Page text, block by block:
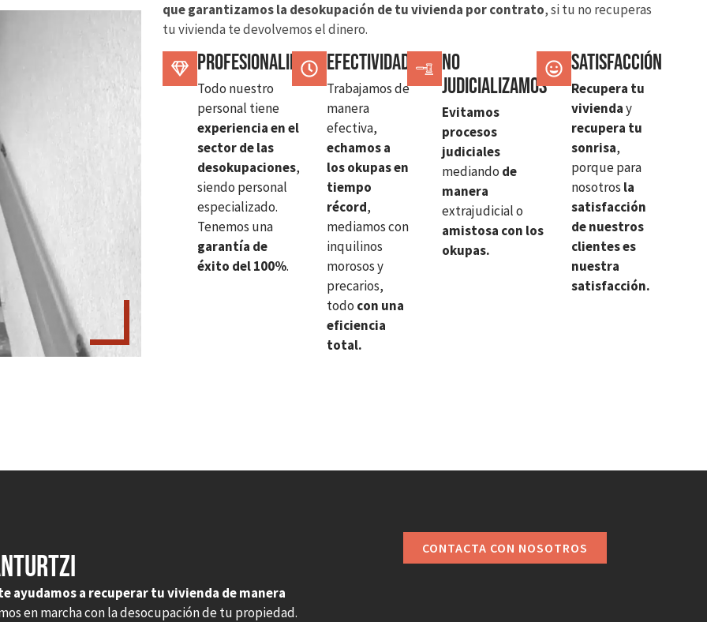
que garantizamos la desokupación de tu vivienda por contrato, si tu no recuperas
tu vivienda te devolvemos el dinero.
Profesionalidad
Todo nuestro
personal tiene
experiencia en el
sector de las
desokupaciones,
siendo personal
especializado.
Tenemos una
garantía de
éxito del 100%.
Efectividad
Trabajamos de
manera
efectiva,
echamos a
los okupas en
tiempo
récord,
mediamos con
inquilinos
morosos y
precarios,
todo con una
eficiencia
total.
No
judicializamos
Evitamos
procesos
judiciales
mediando de
manera
extrajudicial o
amistosa con los
okupas.
SATISFACCIÓN
Recupera tu
vivienday
recupera tu
sonrisa,
porque para
nosotros la
satisfacción
de nuestros
clientes es
nuestra
satisfacción.
ayudamos a recuperar tu vivienda de manera
en marcha con la desocupación de tu propiedad.
CONTACTA CON NOSOTROS